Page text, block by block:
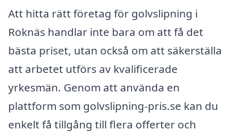
Att hitta rätt företag för golvslipning i
Roknäs handlar inte bara om att få det
bästa priset, utan också om att säkerställa
att arbetet utförs av kvalificerade
yrkesmän. Genom att använda en
plattform som golvslipning-pris.se kan du
enkelt få tillgång till flera offerter och